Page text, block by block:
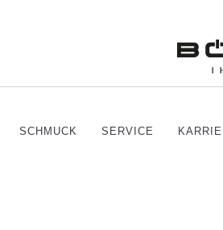
SCHMUCK SERVICE